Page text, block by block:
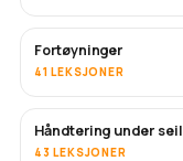
Fortøyninger
41 LEKSJONER
Håndtering under seil
43 LEKSJONER